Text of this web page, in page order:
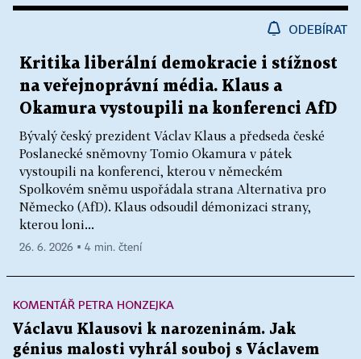
ODEBÍRAT
Kritika liberální demokracie i stížnost
na veřejnoprávní média. Klaus a
Okamura vystoupili na konferenci AfD
Bývalý český prezident Václav Klaus a předseda české
Poslanecké sněmovny Tomio Okamura v pátek
vystoupili na konferenci, kterou v německém
Spolkovém sněmu uspořádala strana Alternativa pro
Německo (AfD). Klaus odsoudil démonizaci strany,
kterou loni...
26. 6. 2026 ▪ 4 min. čtení
KOMENTÁŘ PETRA HONZEJKA
Václavu Klausovi k narozeninám. Jak
génius malosti vyhrál souboj s Václavem